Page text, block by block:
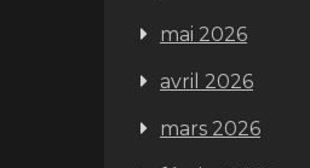
mai 2026
avril 2026
mars 2026